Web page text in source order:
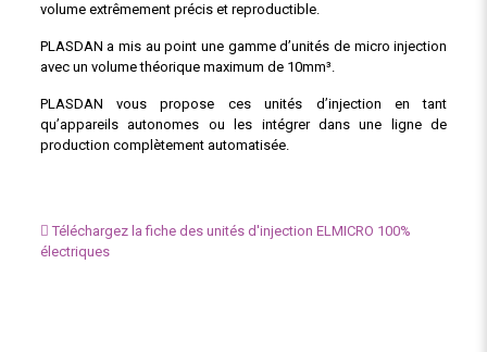
volume extrêmement précis et reproductible.
PLASDAN a mis au point une gamme d’unités de micro injection
avec un volume théorique maximum de 10mm³.
PLASDAN vous propose ces unités d’injection en tant
qu’appareils autonomes ou les intégrer dans une ligne de
production complètement automatisée.
Téléchargez la fiche des unités d'injection ELMICRO 100%
électriques